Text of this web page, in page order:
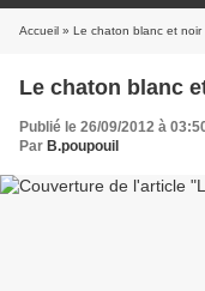
Accueil » Le chaton blanc et noir
Le chaton blanc
Publié le 26/09/2012 à
Par B.poupouil